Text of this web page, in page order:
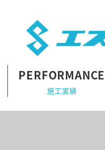
PERFORMANCE
施工実績